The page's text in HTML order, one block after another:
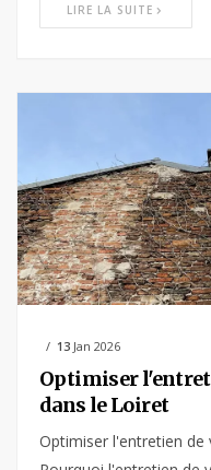
LIRE LA SUITE
13 Jan 2026
Optimiser
dans le Loiret
Optimiser l'entretien